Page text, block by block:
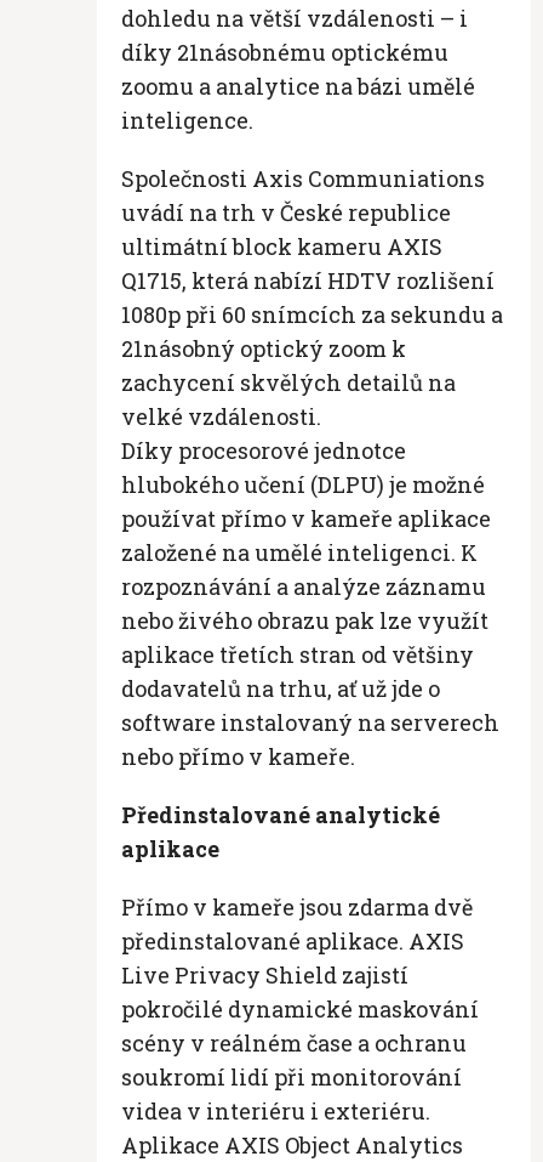
dohledu na větší vzdálenosti – i
díky 21násobnému optickému
zoomu a analytice na bázi umělé
inteligence.
Společnosti Axis Communiations
uvádí na trh v České republice
ultimátní block kameru AXIS
Q1715, která nabízí HDTV rozlišení
1080p při 60 snímcích za sekundu a
21násobný optický zoom k
zachycení skvělých detailů na
velké vzdálenosti.
Díky procesorové jednotce
hlubokého učení (DLPU) je možné
používat přímo v kameře aplikace
založené na umělé inteligenci. K
rozpoznávání a analýze záznamu
nebo živého obrazu pak lze využít
aplikace třetích stran od většiny
dodavatelů na trhu, ať už jde o
software instalovaný na serverech
nebo přímo v kameře.
Předinstalované analytické
aplikace
Přímo v kameře jsou zdarma dvě
předinstalované aplikace. AXIS
Live Privacy Shield zajistí
pokročilé dynamické maskování
scény v reálném čase a ochranu
soukromí lidí při monitorování
videa v interiéru i exteriéru.
Aplikace AXIS Object Analytics